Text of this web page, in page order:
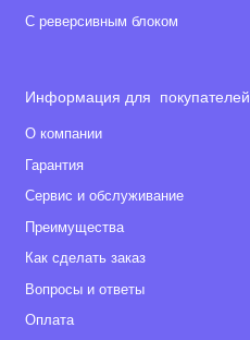
С реверсивным блоком
Информация для покупателей
О компании
Гарантия
Сервис и обслуживание
Преимущества
Как сделать заказ
Вопросы и ответы
Оплата